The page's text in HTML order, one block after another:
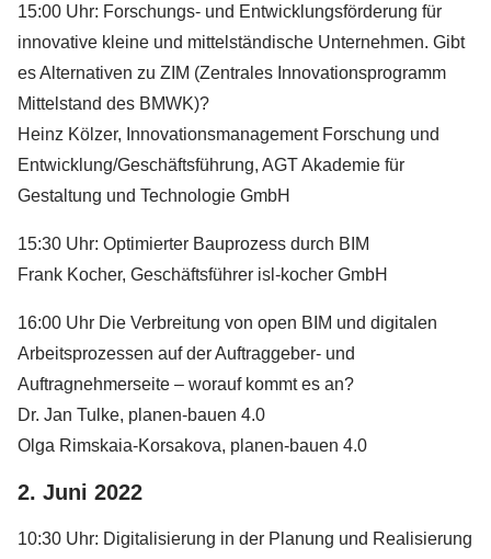
15:00 Uhr: Forschungs- und Entwicklungsförderung für
innovative kleine und mittelständische Unternehmen. Gibt
es Alternativen zu ZIM (Zentrales Innovationsprogramm
Mittelstand des BMWK)?
Heinz Kölzer, Innovationsmanagement Forschung und
Entwicklung/Geschäftsführung, AGT Akademie für
Gestaltung und Technologie GmbH
15:30 Uhr: Optimierter Bauprozess durch BIM
Frank Kocher, Geschäftsführer isl-kocher GmbH
16:00 Uhr Die Verbreitung von open BIM und digitalen
Arbeitsprozessen auf der Auftraggeber- und
Auftragnehmerseite – worauf kommt es an?
Dr. Jan Tulke, planen-bauen 4.0
Olga Rimskaia-Korsakova, planen-bauen 4.0
2. Juni 2022
10:30 Uhr: Digitalisierung in der Planung und Realisierung